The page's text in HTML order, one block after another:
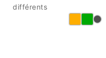
différents